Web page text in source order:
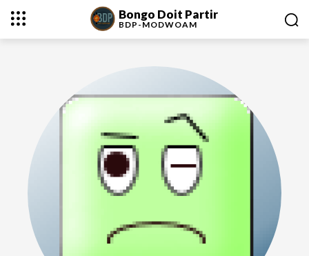
Bongo Doit Partir
BDP-MODWOAM